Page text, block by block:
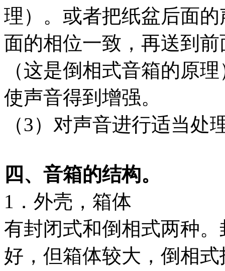
理）。或者把纸盆后面
面的相位一致，再送到
（这是倒相式音箱的原
使声音得到增强。
（3）对声音进行适当处
四、音箱的结构。
1．外壳，箱体
有封闭式和倒相式两种
好，但箱体较大，倒相